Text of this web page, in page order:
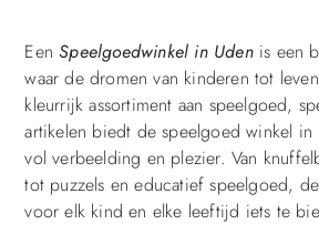
EenSpeelgoedwinkel in Udenis een
waar de dromen van kinderen tot
kleurrijk assortiment aan speelgoed,
artikelen biedt de speelgoed winkel in
vol verbeelding en plezier. Van
tot puzzels en educatief speelgoed,
voor elk kind en elke leeftijd iets te